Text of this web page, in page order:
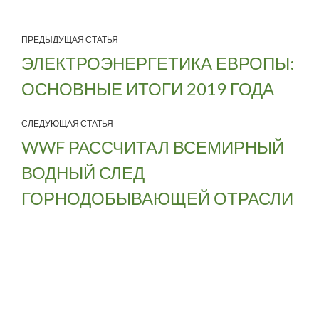
ПРЕДЫДУЩАЯ СТАТЬЯ
ЭЛЕКТРОЭНЕРГЕТИКА ЕВРОПЫ:
ОСНОВНЫЕ ИТОГИ 2019 ГОДА
СЛЕДУЮЩАЯ СТАТЬЯ
WWF РАССЧИТАЛ ВСЕМИРНЫЙ
ВОДНЫЙ СЛЕД
ГОРНОДОБЫВАЮЩЕЙ ОТРАСЛИ